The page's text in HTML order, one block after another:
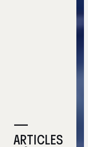
—
ARTICLES